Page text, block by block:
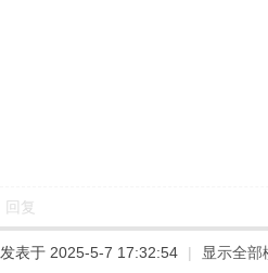
回复
发表于 2025-5-7 17:32:54 | 显示全部